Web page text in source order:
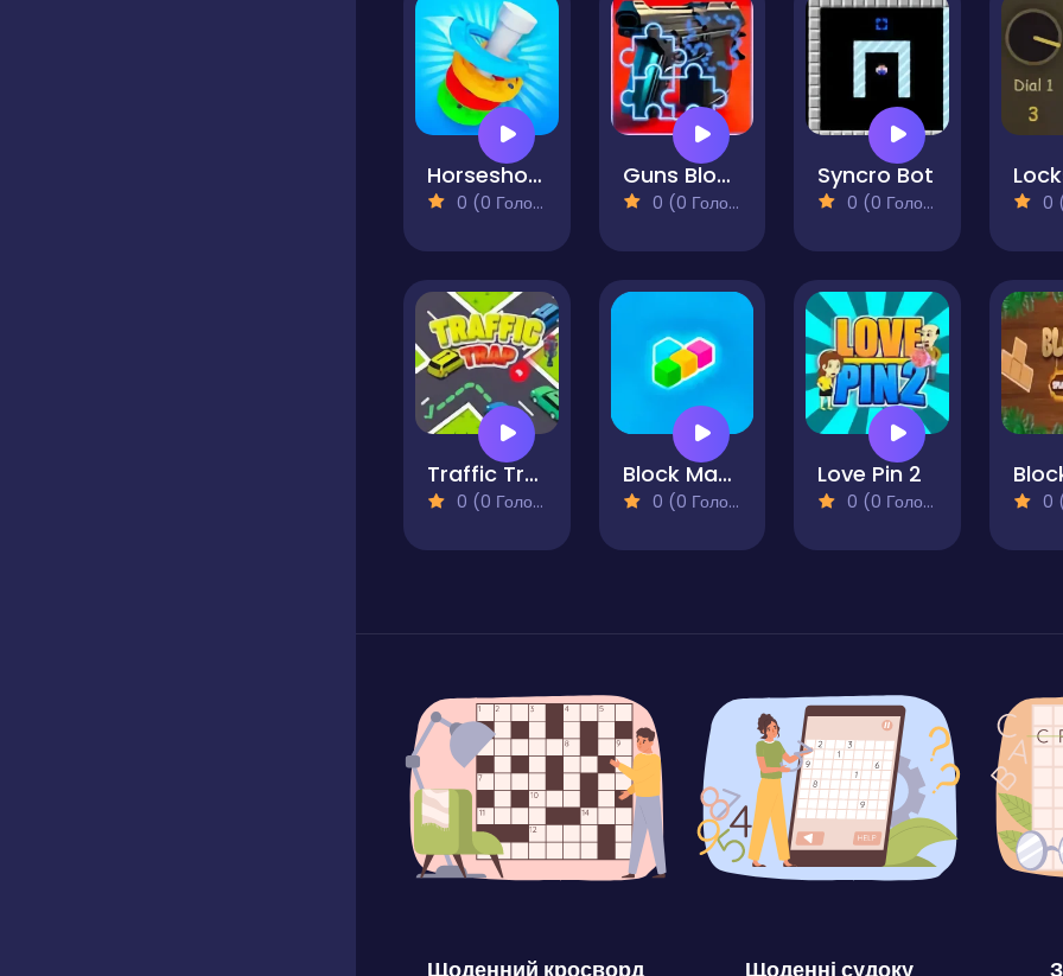
Horseshoe Sort Puzzle Games
0 (0 Голосів)
Guns Block Puzzle Blitz
0 (0 Голосів)
Syncro Bot
0 (0 Голосів) 0
Traffic Trap
0 (0 Голосів)
Block Magic Puzzle
0 (0 Голосів)
Love Pin 2
0 (0 Голосів) 0
Щоденний кросворд Щоденні судоку